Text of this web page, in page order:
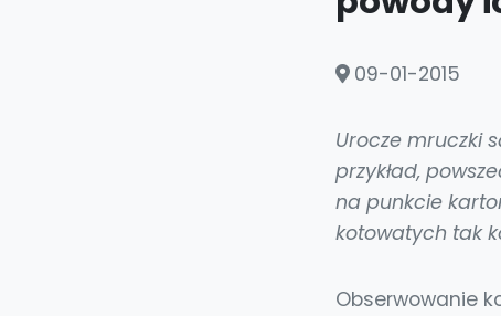
09-01-2015
Urocze mruczki
przykład,
na punkcie
kotowatych tak
Obserwowanie